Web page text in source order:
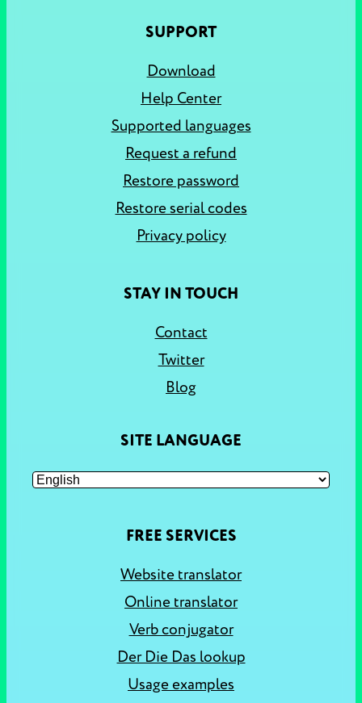
SUPPORT
Download
Help Center
Supported languages
Request a refund
Restore password
Restore serial codes
Privacy policy
STAY IN TOUCH
Contact
Twitter
Blog
SITE LANGUAGE
FREE SERVICES
Website translator
Online translator
Verb conjugator
Der Die Das lookup
Usage examples